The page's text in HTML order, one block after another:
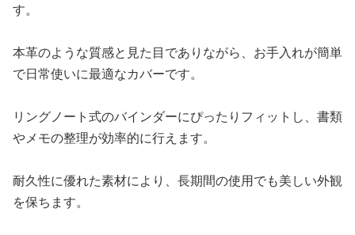
す。
本革のような質感と見た目でありながら、お手入れが簡単
で日常使いに最適なカバーです。
リングノート式のバインダーにぴったりフィットし、書類
やメモの整理が効率的に行えます。
耐久性に優れた素材により、長期間の使用でも美しい外観
を保ちます。